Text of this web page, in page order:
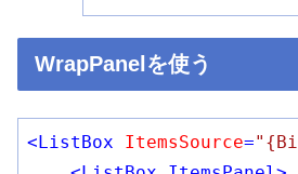
WrapPanelを使う
<ListBox ItemsSource=